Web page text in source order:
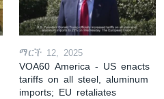
ማርች 12, 2025
VOA60 America - US enacts
tariffs on all steel, aluminum
imports; EU retaliates